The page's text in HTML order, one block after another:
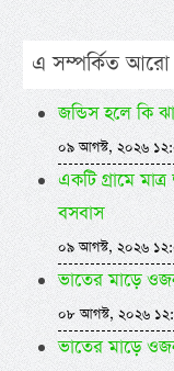
এ সম্পর্কিত আরো
জন্ডিস হলে কি
০৯ আগস্ট, ২০২৬
একটি গ্রামে
বসবাস
০৯ আগস্ট, ২০২৬
ভাতের মাড়ে
০৮ আগস্ট, ২০২৬
ভাতের মাড়ে